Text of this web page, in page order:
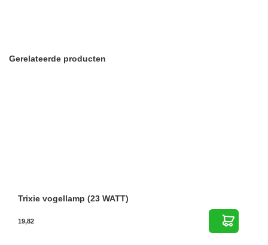
Gerelateerde producten
Trixie vogellamp (23 WATT)
19,82